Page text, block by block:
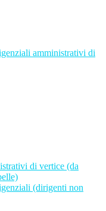
amministrativi di
di vertice (da
(dirigenti non